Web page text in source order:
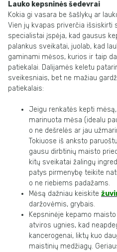
Lauko kepsninės šedevrai
Kokia gi vasara be šašlykų ar
Vien jų kvapas priverčia išsiskirti
specialistai įspėja, kad gausus
palankus sveikatai, juolab, kad
gaminami mėsos, kurios ir taip
patiekalai. Dalijamės keletu
sveikesniais, bet ne mažiau
patiekalais:
Jeigu renkatės kepti
marinuota mėsa (idealu
o ne dešrelės ar jau
Tokiuose iš anksto
gausu dirbtinių maisto
kitų sveikatai žalingų
patys pirmenybę teikite
o ne riebiems padažams.
Mėsą dažniau keiskite
daržovėmis, grybais.
Kepsninėje kepamo maisto
atviros ugnies, kad
kancerogenai, liktų kuo
maistinių medžiagų.